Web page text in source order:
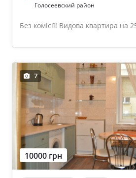
Голосеевский район
Без комісії! Видова квартира на
7
10000 грн